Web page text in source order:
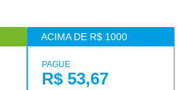
ACIMA DE R$ 1000
PAGUE
R$ 53,67